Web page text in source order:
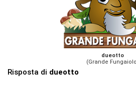
dueotto
(Grande
Risposta di dueotto